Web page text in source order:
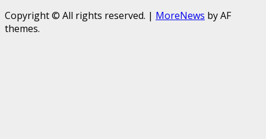
Copyright © All rights reserved. | MoreNews by AF
themes.